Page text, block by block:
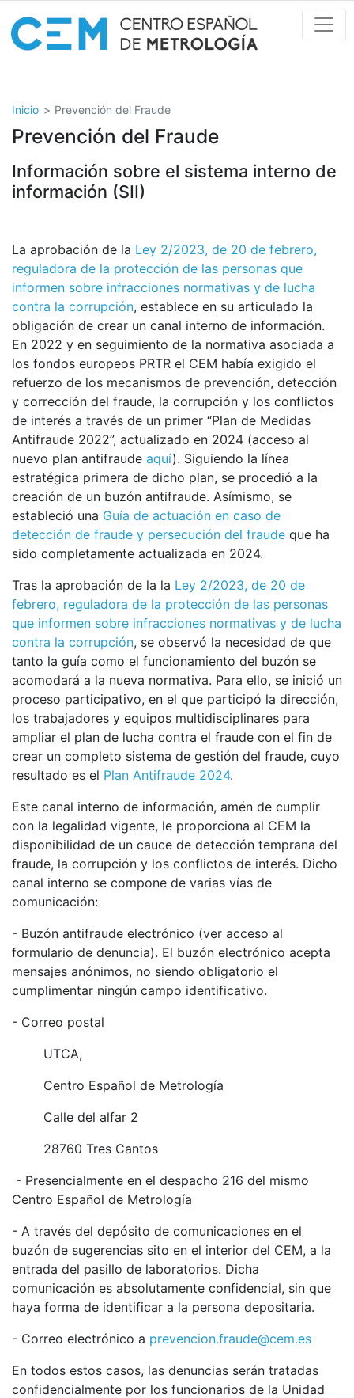
al
contenido
Inicio Prevención del Fraude
Prevención del Fraude
Información sobre el sistema interno de
información (SII)
La aprobación de la Ley 2/2023, de 20 de febrero,
reguladora de la protección de las personas que
informen sobre infracciones normativas y de lucha
contra la corrupción, establece en su articulado la
obligación de crear un canal interno de información.
En 2022 y en seguimiento de la normativa asociada a
los fondos europeos PRTR el CEM había exigido el
refuerzo de los mecanismos de prevención, detección
y corrección del fraude, la corrupción y los conflictos
de interés a través de un primer “Plan de Medidas
Antifraude 2022”, actualizado en 2024 (acceso al
nuevo plan antifraude aquí). Siguiendo la línea
estratégica primera de dicho plan, se procedió a la
creación de un buzón antifraude. Asímismo, se
estableció una Guía de actuación en caso de
detección de fraude y persecución del fraude que ha
sido completamente actualizada en 2024.
Tras la aprobación de la la Ley 2/2023, de 20 de
febrero, reguladora de la protección de las personas
que informen sobre infracciones normativas y de lucha
contra la corrupción, se observó la necesidad de que
tanto la guía como el funcionamiento del buzón se
acomodará a la nueva normativa. Para ello, se inició un
proceso participativo, en el que participó la dirección,
los trabajadores y equipos multidisciplinares para
ampliar el plan de lucha contra el fraude con el fin de
crear un completo sistema de gestión del fraude, cuyo
resultado es el Plan Antifraude 2024.
Este canal interno de información, amén de cumplir
con la legalidad vigente, le proporciona al CEM la
disponibilidad de un cauce de detección temprana del
fraude, la corrupción y los conflictos de interés. Dicho
canal interno se compone de varias vías de
comunicación:
- Buzón antifraude electrónico (ver acceso al
formulario de denuncia). El buzón electrónico acepta
mensajes anónimos, no siendo obligatorio el
cumplimentar ningún campo identificativo.
- Correo postal
UTCA,
Centro Español de Metrología
Calle del alfar 2
28760 Tres Cantos
- Presencialmente en el despacho 216 del mismo
Centro Español de Metrología
- A través del depósito de comunicaciones en el
buzón de sugerencias sito en el interior del CEM, a la
entrada del pasillo de laboratorios. Dicha
comunicación es absolutamente confidencial, sin que
haya forma de identificar a la persona depositaria.
- Correo electrónico a prevencion.fraude@cem.es
En todos estos casos, las denuncias serán tratadas
confidencialmente por los funcionarios de la Unidad